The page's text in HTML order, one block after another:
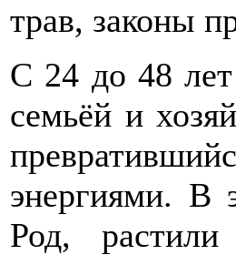
трав, законы
С 24 до 48 лет
семьёй и
энергиями. В
Род,